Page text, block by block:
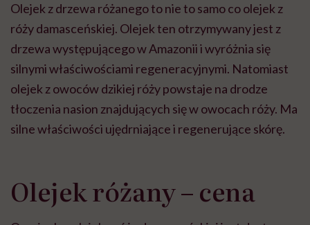
Olejek z drzewa różanego to nie to samo co olejek z
róży damasceńskiej. Olejek ten otrzymywany jest z
drzewa występującego w Amazonii i wyróżnia się
silnymi właściwościami regeneracyjnymi. Natomiast
olejek z owoców dzikiej róży powstaje na drodze
tłoczenia nasion znajdujących się w owocach róży. Ma
silne właściwości ujędrniające i regenerujące skórę.
Olejek różany – cena